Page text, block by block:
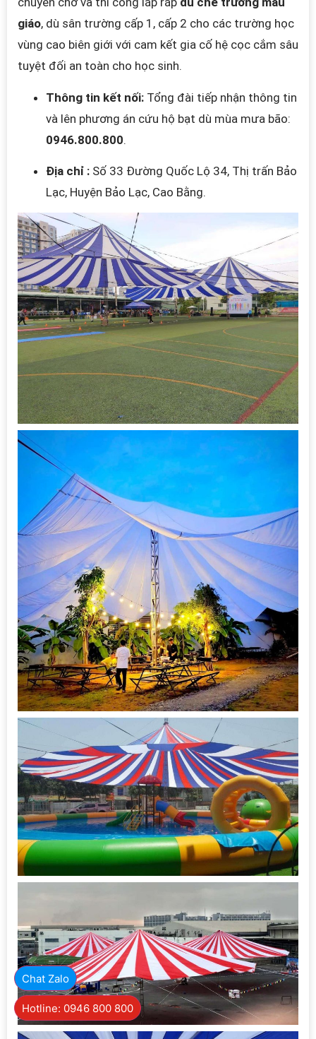
giáo, dù sân trường cấp 1, cấp 2 cho các trường học
vùng cao biên giới với cam kết gia cố hệ cọc cắm sâu
tuyệt đối an toàn cho học sinh.
Thông tin kết nối: Tổng đài tiếp nhận thông tin
và lên phương án cứu hộ bạt dù mùa mưa bão:
0946.800.800.
Địa chỉ : Số 33 Đường Quốc Lộ 34, Thị trấn Bảo
Lạc, Huyện Bảo Lạc, Cao Bằng.
Chat Zalo
Hotline: 0946 800 800